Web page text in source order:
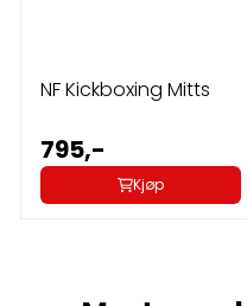
NF Kickboxing Mitts
795,-
Kjøp